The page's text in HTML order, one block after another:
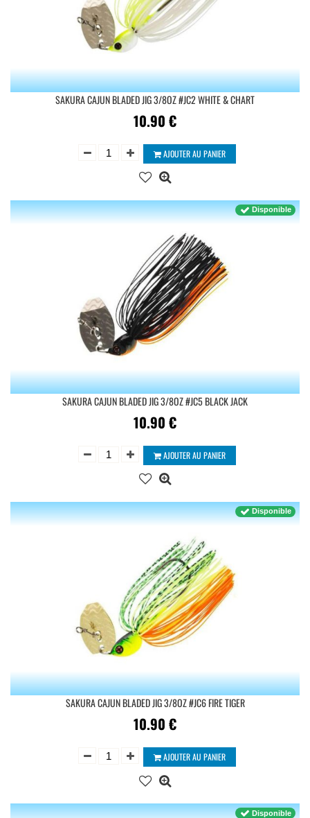
SAKURA CAJUN BLADED JIG 3/8OZ #JC2 WHITE & CHART
10.90 €
AJOUTER AU PANIER
SAKURA CAJUN BLADED JIG 3/8OZ #JC5 BLACK JACK
10.90 €
Disponible
AJOUTER AU PANIER
SAKURA CAJUN BLADED JIG 3/8OZ #JC6 FIRE TIGER
10.90 €
Disponible
AJOUTER AU PANIER
Disponible